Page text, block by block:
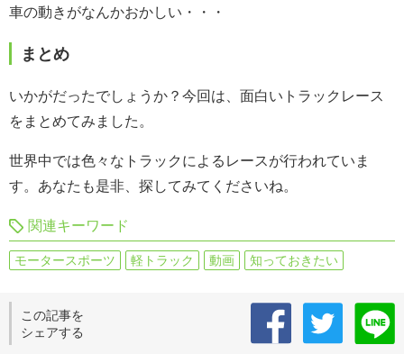
車の動きがなんかおかしい・・・
まとめ
いかがだったでしょうか？今回は、面白いトラックレース
をまとめてみました。
世界中では色々なトラックによるレースが行われていま
す。あなたも是非、探してみてくださいね。
関連キーワード
モータースポーツ 軽トラック 動画 知っておきたい
この記事を
シェアする